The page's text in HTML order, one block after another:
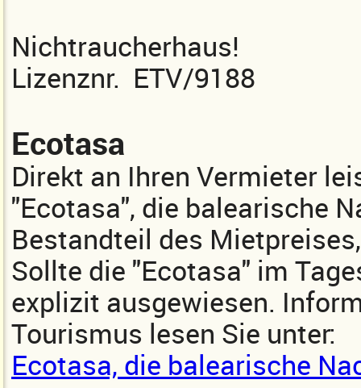
Nichtraucherhaus!
Lizenznr. ETV/9188
Ecotasa
Direkt an Ihren Vermieter
"Ecotasa", die balearische
Bestandteil des
Sollte die "Ecotasa" im
explizit ausgewiesen.
Tourismus lesen Sie unter:
Ecotasa, die balearische